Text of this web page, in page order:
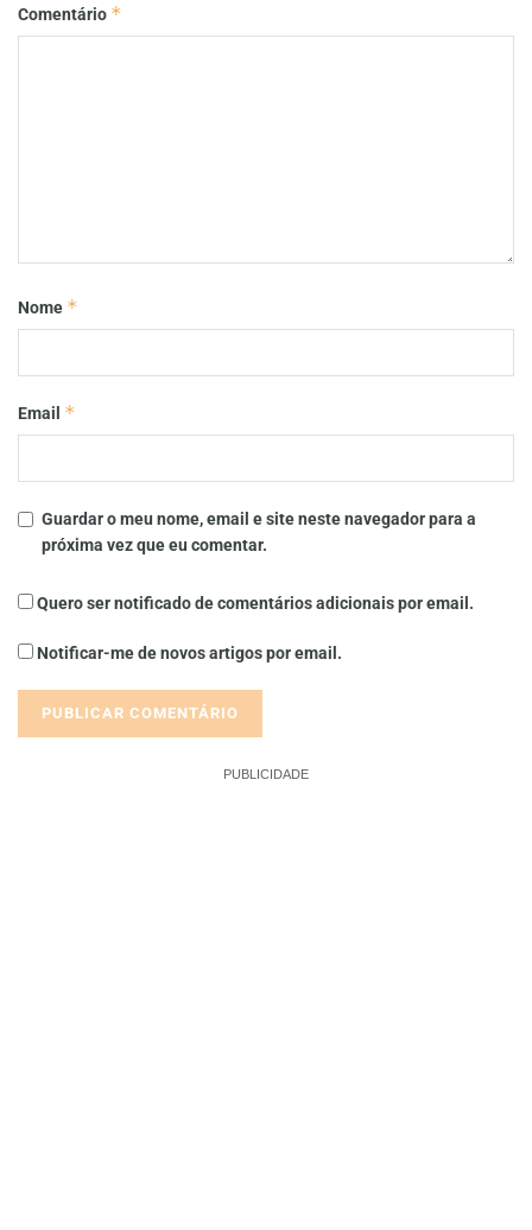
Comentário *
Nome *
Email *
Guardar o meu nome, email e site neste navegador para a
próxima vez que eu comentar.
Quero ser notificado de comentários adicionais por email.
Notificar-me de novos artigos por email.
PUBLICIDADE